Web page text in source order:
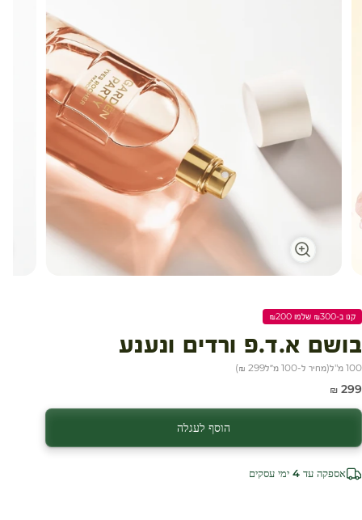
עגלת קניות
קנו ב-₪300 שלמו ₪200
בושם א.ד.פ ורדים ונענע
100 מ"ל (מחיר ל-100 מ״ל 299 ₪
)
מחיר מבצע
299 ₪
הוסף לעגלה
אספקה עד 4 ימי עסקים